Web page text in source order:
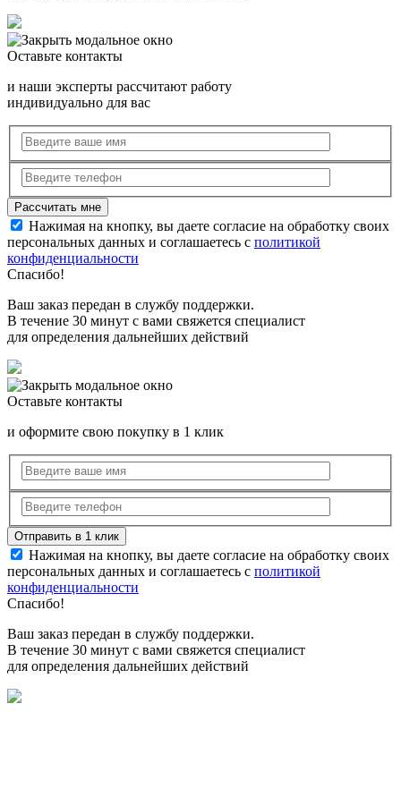
Оставьте контакты
и наши эксперты рассчитают работу
индивидуально для вас
Нажимая на кнопку, вы даете согласие на обработку своих
персональных данных и соглашаетесь с политикой
конфиденциальности
Спасибо!
Ваш заказ передан в службу поддержки.
В течение 30 минут с вами свяжется специалист
для определения дальнейших действий
Оставьте контакты
и оформите свою покупку в 1 клик
Нажимая на кнопку, вы даете согласие на обработку своих
персональных данных и соглашаетесь с политикой
конфиденциальности
Спасибо!
Ваш заказ передан в службу поддержки.
В течение 30 минут с вами свяжется специалист
для определения дальнейших действий